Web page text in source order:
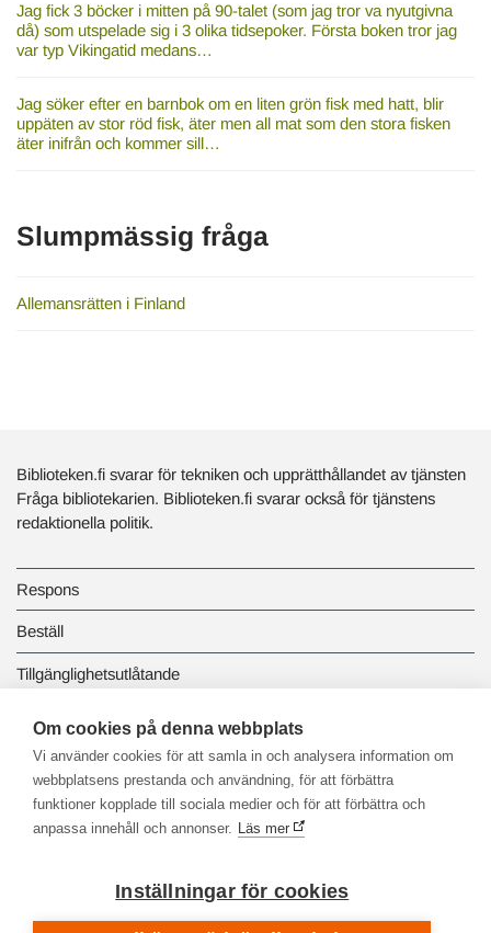
Jag fick 3 böcker i mitten på 90-talet (som jag tror va nyutgivna
då) som utspelade sig i 3 olika tidsepoker. Första boken tror jag
var typ Vikingatid medans…
Jag söker efter en barnbok om en liten grön fisk med hatt, blir
uppäten av stor röd fisk, äter men all mat som den stora fisken
äter inifrån och kommer sill…
Slumpmässig fråga
Allemansrätten i Finland
Biblioteken.fi svarar för tekniken och upprätthållandet av tjänsten
Fråga bibliotekarien. Biblioteken.fi svarar också för tjänstens
redaktionella politik.
Respons
Beställ
Tillgänglighetsutlåtande
Dataskydd och registerbeskrivningar
Länkbiblioteket
Om cookies på denna webbplats
Vi använder cookies för att samla in och analysera information om
webbplatsens prestanda och användning, för att förbättra
funktioner kopplade till sociala medier och för att förbättra och
anpassa innehåll och annonser. Läs mer
Inställningar för cookies